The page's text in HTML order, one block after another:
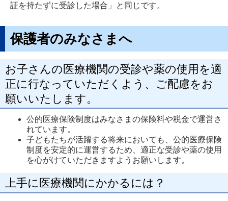
証を持たずに受診した場合」と同じです。
保護者のみなさまへ
お子さんの医療機関の受診や薬の使用を適
正に行なっていただくよう、ご配慮をお
願いいたします。
公的医療保険制度はみなさまの保険料や税金で運営さ
れています。
子どもたちが活躍する将来においても、公的医療保険
制度を安定的に運営するため、適正な受診や薬の使用
を心がけていただきますようお願いします。
上手に医療機関にかかるには？